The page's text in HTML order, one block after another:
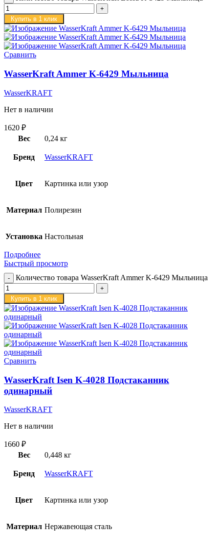
Купить в 1 клик
Сравнить
WasserKraft Ammer K-6429 Мыльница
WasserKRAFT
Нет в наличии
1620 ₽
Вес
0,24 кг
Бренд WasserKRAFT
Цвет Картинка или узор
Материал Полирезин
Установка Настольная
Подробнее
Быстрый просмотр
Количество товара WasserKraft Ammer K-6429 Мыльница
Купить в 1 клик
Сравнить
WasserKraft Isen K-4028 Подстаканник
одинарный
WasserKRAFT
Нет в наличии
1660 ₽
Вес
0,448 кг
Бренд WasserKRAFT
Цвет Картинка или узор
Материал Нержавеющая сталь